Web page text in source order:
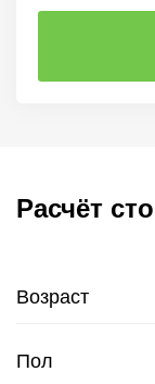
Расчёт
Возраст
Пол